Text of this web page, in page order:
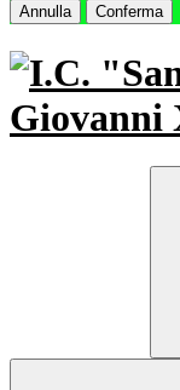
Annulla Conferma